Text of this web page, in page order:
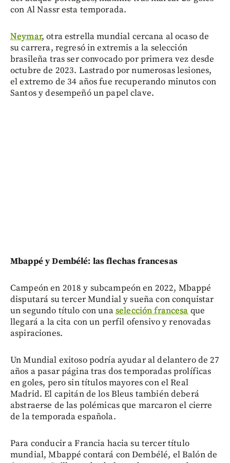
con Al Nassr esta temporada.
Neymar, otra estrella mundial cercana al ocaso de
su carrera, regresó in extremis a la selección
brasileña tras ser convocado por primera vez desde
octubre de 2023. Lastrado por numerosas lesiones,
el extremo de 34 años fue recuperando minutos con
Santos y desempeñó un papel clave.
Mbappé y Dembélé: las flechas francesas
Campeón en 2018 y subcampeón en 2022, Mbappé
disputará su tercer Mundial y sueña con conquistar
un segundo título con unaselección francesa que
llegará a la cita con un perfil ofensivo y renovadas
aspiraciones.
Un Mundial exitoso podría ayudar al delantero de 27
años a pasar página tras dos temporadas prolíficas
en goles, pero sin títulos mayores con el Real
Madrid. El capitán de los Bleus también deberá
abstraerse de las polémicas que marcaron el cierre
de la temporada española.
Para conducir a Francia hacia su tercer título
mundial, Mbappé contará con Dembélé, el Balón de